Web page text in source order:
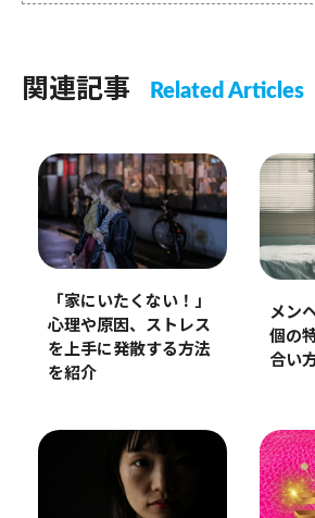
関連記事 Related Articles
「家にいたくない！」
心理や原因、ストレス
を上手に発散する方法
を紹介
メン
個の
合い